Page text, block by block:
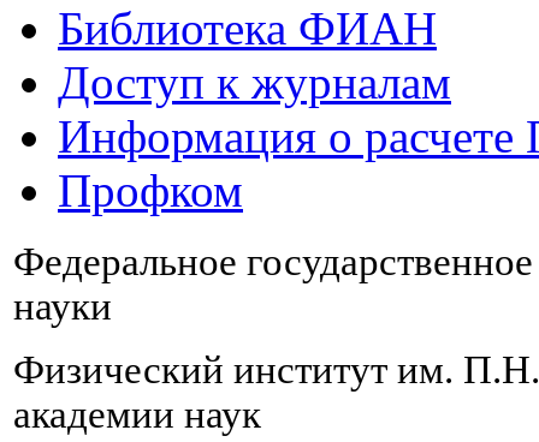
Библиотека ФИАН
Доступ к журналам
Информация о
Профком
Федеральное
науки
Физический институт им.
академии наук